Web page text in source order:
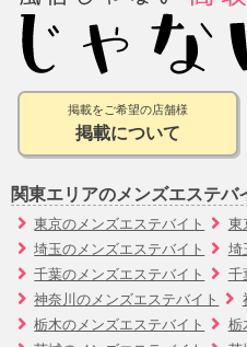
掲載をご希望の店舗様
掲載について
関東エリアのメンズエステバ
東京のメンズエステバイト
東
埼玉のメンズエステバイト
埼
千葉のメンズエステバイト
千
神奈川のメンズエステバイト
栃木のメンズエステバイト
栃